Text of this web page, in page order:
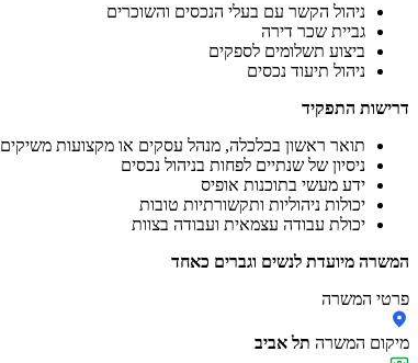
ניהול הקשר עם בעלי הנכסים והשוכרים
גביית שכר דירה
ביצוע תשלומים לספקים
ניהול תיעוד נכסים
דרישות התפקיד
תואר ראשון בכלכלה, מנהל עסקים או מקצועות משיקים
ניסיון של שנתיים לפחות בניהול נכסים
ידע מעשי בתוכנות אופיס
יכולות ניהוליות ותקשורתיות טובות
יכולת עבודה עצמאית ועבודה בצוות
המשרה מיועדת לנשים וגברים כאחד
פרטי המשרה
מיקום המשרה תל אביב